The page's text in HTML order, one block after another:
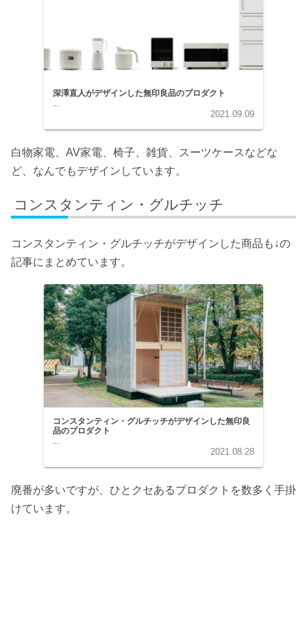
深澤直人がデザインした無印良品のプロダクト
2021.09.09
白物家電、AV家電、椅子、雑貨、スーツケースなどな
ど、なんでもデザインしています。
コンスタンティン・グルチッチ
コンスタンティン・グルチッチがデザインした商品も↓の
記事にまとめています。
コンスタンティン・グルチッチがデザインした無印良
品のプロダクト
2021.08.28
廃番が多いですが、ひとクセあるプロダクトを数多く手掛
けています。